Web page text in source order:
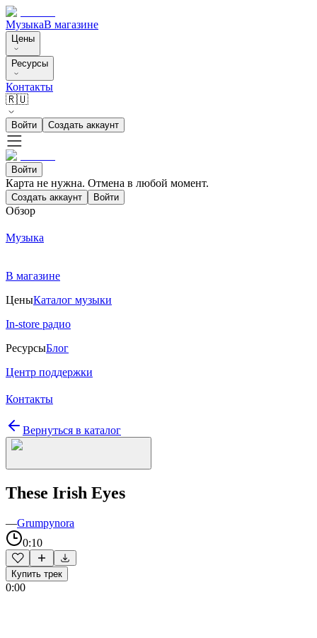
МузыкаВ магазине
Цены
Ресурсы
Контакты
🇷🇺
Войти Создать аккаунт
Войти
Карта не нужна. Отмена в любой момент.
Создать аккаунт Войти
Обзор
Музыка
В магазине
ЦеныКаталог музыки
In-store радио
РесурсыБлог
Центр поддержки
Контакты
Вернуться в каталог
These Irish Eyes
—Grumpynora
0:10
Купить трек
0:00